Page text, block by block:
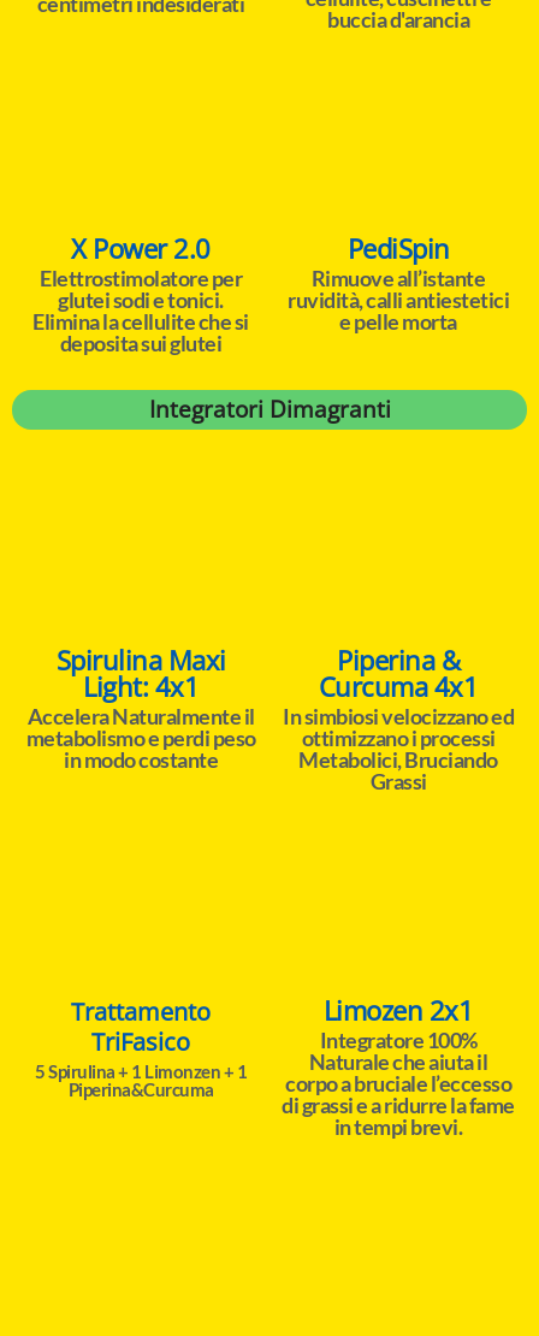
buccia d'arancia
X Power 2.0
Elettrostimolatore per
glutei sodi e tonici.
Elimina la cellulite che si
deposita sui glutei
PediSpin
Rimuove all’istante
ruvidità, calli antiestetici
e pelle morta
Integratori Dimagranti
Spirulina Maxi
Light: 4x1
Accelera Naturalmente il
metabolismo e perdi peso
in modo costante
Piperina &
Curcuma 4x1
In simbiosi velocizzano ed
ottimizzano i processi
Metabolici, Bruciando
Grassi
Trattamento
TriFasico
5 Spirulina + 1 Limonzen + 1
Piperina&Curcuma
Limozen 2x1
Integratore 100%
Naturale che aiuta il
corpo a bruciale l’eccesso
di grassi e a ridurre la fame
in tempi brevi.